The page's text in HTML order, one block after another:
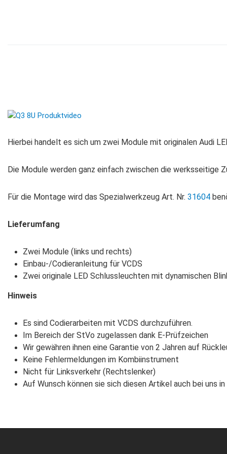
Hierbei handelt es sich um zwei Module mit originalen Audi
Die Module werden ganz einfach zwischen die werksseitige
Für die Montage wird das Spezialwerkzeug Art. Nr. 31604
Lieferumfang
Zwei Module (links und rechts)
Einbau-/Codieranleitung für VCDS
Zwei originale LED Schlussleuchten mit dynamischen
Hinweis
Es sind Codierarbeiten mit VCDS durchzuführen.
Im Bereich der StVo zugelassen dank E-Prüfzeichen
Wir gewähren ihnen eine Garantie von 2 Jahren auf
Keine Fehlermeldungen im Kombiinstrument
Nicht für Linksverkehr (Rechtslenker)
Auf Wunsch können sie sich diesen Artikel auch bei uns